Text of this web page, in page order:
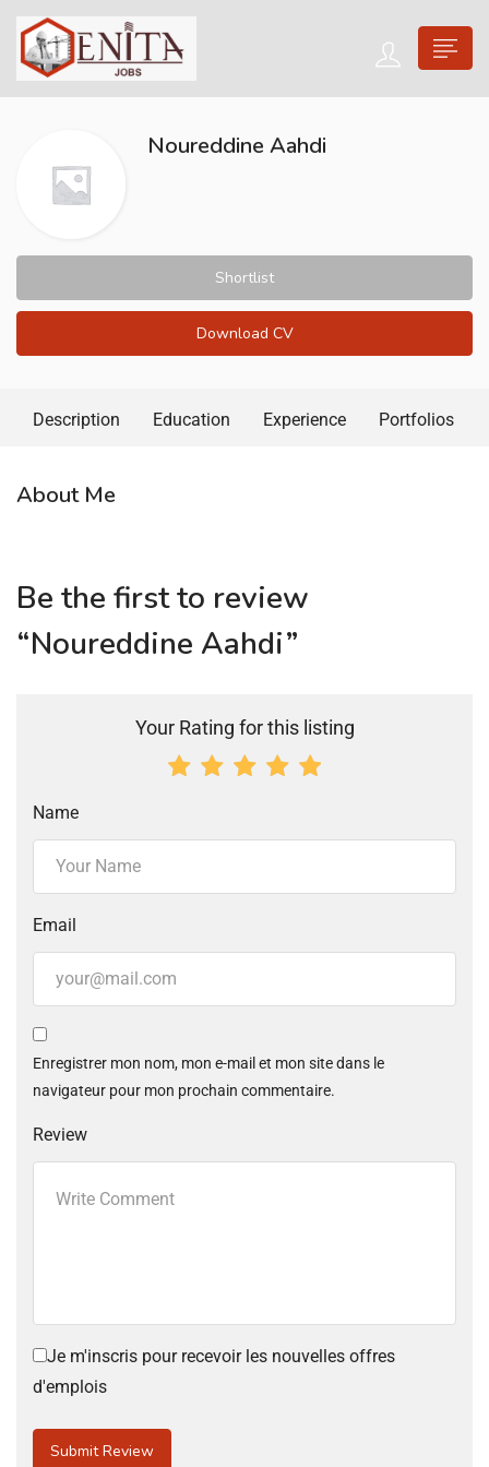
Noureddine Aahdi
Shortlist
Download CV
Description Education Experience Portfolios
About Me
Be the first to review
“Noureddine Aahdi”
Your Rating for this listing
Name
Email
Enregistrer mon nom, mon e-mail et mon site dans le
navigateur pour mon prochain commentaire.
Review
Je m'inscris pour recevoir les nouvelles offres
d'emplois